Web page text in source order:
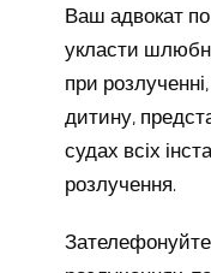
Ваш адвокат
укласти
при
дитину,
судах всіх
розлучення.